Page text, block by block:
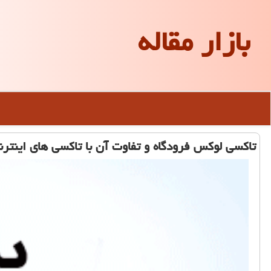
بازار مقاله
تاكسی لوكس فرودگاه و تفاوت آن با تاكسی های